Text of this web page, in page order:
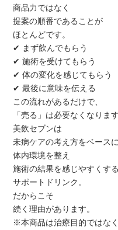
商品力ではなく
提案の順番であることが
ほとんどです。
✔ まず飲んでもらう
✔ 施術を受けてもらう
✔ 体の変化を感じてもらう
✔ 最後に意味を伝える
この流れがあるだけで、
「売る」は必要なくなります
美飲セブンは
未病ケアの考え方をベースに
体内環境を整え
施術の結果を感じやすくする
サポートドリンク。
だからこそ
続く理由があります。
※本商品は治療目的ではなく